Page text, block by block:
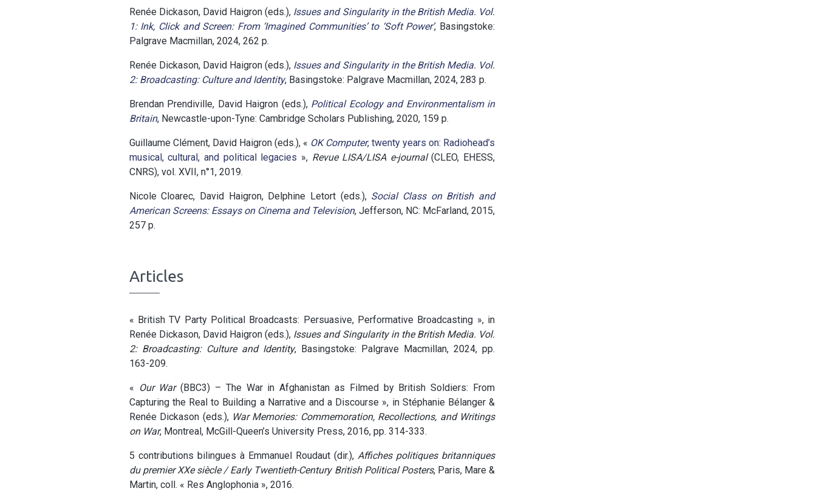
Renée Dickason, David Haigron (eds.), Issues and Singularity in the British Media. Vol.
1: Ink, Click and Screen: From ‘Imagined Communities’ to ‘Soft Power’, Basingstoke:
Palgrave Macmillan, 2024, 262 p.
Renée Dickason, David Haigron (eds.), Issues and Singularity in the British Media. Vol.
2: Broadcasting: Culture and Identity, Basingstoke: Palgrave Macmillan, 2024, 283 p.
Brendan Prendiville, David Haigron (eds.), Political Ecology and Environmentalism in
Britain, Newcastle-upon-Tyne: Cambridge Scholars Publishing, 2020, 159 p.
Guillaume Clément, David Haigron (eds.), « OK Computer, twenty years on: Radiohead’s
musical, cultural, and political legacies », Revue LISA/LISA e-journal(CLEO, EHESS,
CNRS), vol. XVII, n°1, 2019.
Nicole Cloarec, David Haigron, Delphine Letort (eds.), Social Class on British and
American Screens: Essays on Cinema and Television, Jefferson, NC: McFarland, 2015,
257 p.
Articles
« British TV Party Political Broadcasts: Persuasive, Performative Broadcasting », in
Renée Dickason, David Haigron (eds.), Issues and Singularity in the British Media. Vol.
2: Broadcasting: Culture and Identity, Basingstoke: Palgrave Macmillan, 2024, pp.
163-209.
« Our War(BBC3) – The War in Afghanistan as Filmed by British Soldiers: From
Capturing the Real to Building a Narrative and a Discourse », in Stéphanie Bélanger &
Renée Dickason (eds.), War Memories: Commemoration, Recollections, and Writings
on War, Montreal, McGill-Queen’s University Press, 2016, pp. 314-333.
5 contributions bilingues à Emmanuel Roudaut (dir.), Affiches politiques britanniques
du premier XXe siècle / Early Twentieth-Century British Political Posters, Paris, Mare &
Martin, coll. « Res Anglophonia », 2016.